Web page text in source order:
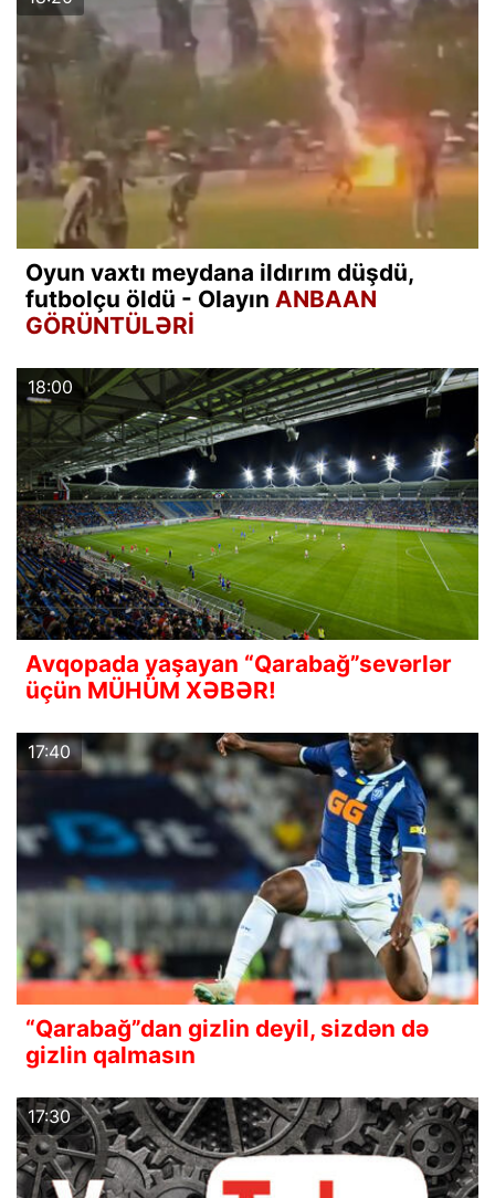
Oyun vaxtı meydana ildırım düşdü,
futbolçu öldü - Olayın ANBAAN
GÖRÜNTÜLƏRİ
18:00
Avqopada yaşayan “Qarabağ”sevərlər
üçün MÜHÜM XƏBƏR!
17:40
“Qarabağ”dan gizlin deyil, sizdən də
gizlin qalmasın
17:30